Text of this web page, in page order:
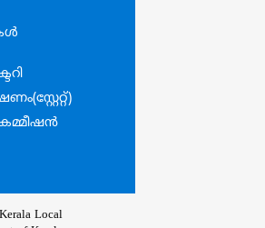
കമ്മീഷന്‍
Local